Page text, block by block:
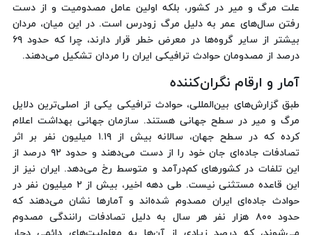
علت مرگ و میر در کشور، بلکه اولین عامل مصدومیت و از دست
رفتن سال‌های عمر به دلیل مرگ زودرس است. در این میان، مردان
بیشتر از سایر گروه‌ها در معرض خطر قرار دارند، چرا که حدود ۶۹
درصد از مصدومان حوادث ترافیکی ایران را مردان تشکیل می‌دهند.
آمار و ارقام نگران‌کننده
طبق گزارش‌های بین‌المللی، حوادث ترافیکی یکی از اصلی‌ترین دلایل
مرگ و میر در سطح جهانی هستند. سازمان جهانی بهداشت اعلام
کرده که در سطح جهان، سالانه بیش از ۱.۱۹ میلیون نفر بر اثر
تصادفات جاده‌ای جان خود را از دست می‌دهند و حدود ۹۲ درصد از
این تلفات در کشورهای کم‌درآمد و متوسط رخ می‌دهد. ایران نیز از
این قاعده مستثنی نیست. طی دهه اخیر، بیش از ۲ میلیون نفر در
حوادث جاده‌ای ایران مصدوم شده‌اند و آمارها نشان می‌دهند که
حدود ۸۰۰ هزار نفر هر سال به دلیل تصادفات رانندگی مصدوم